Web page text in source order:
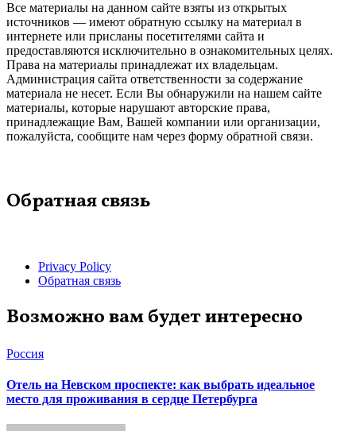
Все материалы на данном сайте взяты из открытых
источников — имеют обратную ссылку на материал в
интернете или присланы посетителями сайта и
предоставляются исключительно в ознакомительных целях.
Права на материалы принадлежат их владельцам.
Администрация сайта ответственности за содержание
материала не несет. Если Вы обнаружили на нашем сайте
материалы, которые нарушают авторские права,
принадлежащие Вам, Вашей компании или организации,
пожалуйста, сообщите нам через форму обратной связи.
Обратная связь
Privacy Policy
Обратная связь
Возможно вам будет интересно
Россия
Отель на Невском проспекте: как выбрать идеальное
место для проживания в сердце Петербурга